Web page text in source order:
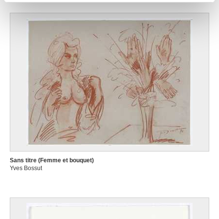
notre site avec nos partenaires de médias sociaux, de
publicité et d'analyse, qui peuvent combiner celles-ci
avec d'autres informations que vous leur avez fournies
ou qu'ils ont collectées lors de votre utilisation de leurs
Sans titre (Femme et bouquet)
Yves Bossut